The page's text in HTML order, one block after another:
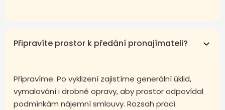
Připravíte prostor k předání pronajímateli?
Připravíme. Po vyklizení zajistíme generální úklid,
vymalování i drobné opravy, aby prostor odpovídal
podmínkám nájemní smlouvy. Rozsah prací